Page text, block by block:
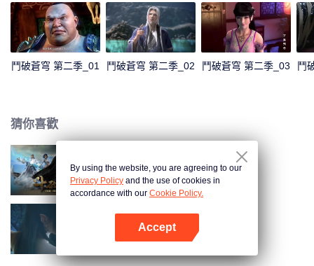
啟！蕭炎重新成為家族年輕一輩中的佼佼者，受到眾人的仰慕，他卻不滿足於
此。為了一雪退婚帶來的恥辱，蕭炎來到了魔獸山脈，在藥老的幫助下，進一
步提升自己的修煉級別…
鬥破蒼穹 第二季_01 鬥破蒼穹 第二季_02 鬥破蒼穹 第二季_03 鬥
猜你喜歡
鬥破蒼穹 第一季
鬥破蒼穹 第三季
By using the website, you are agreeing to our
Privacy Policy and the use of cookies in
accordance with our Cookie Policy.
Accept